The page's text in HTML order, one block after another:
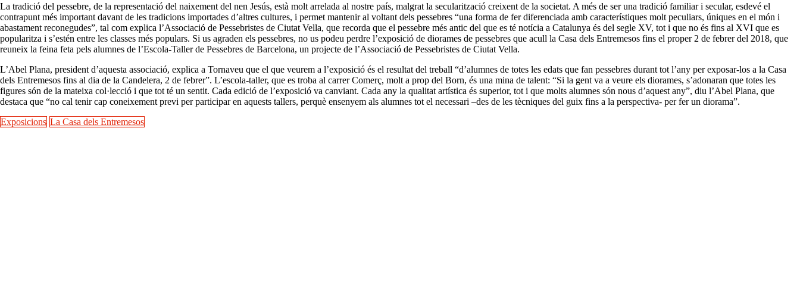
La tradició del pessebre, de la representació del naixement del nen Jesús, està molt arrelada al nostre país, malgrat la secularització creixent de la societat. A més de ser una tradició familiar i secular, esdevé el
contrapunt més important davant de les tradicions importades d’altres cultures, i permet mantenir al voltant dels pessebres “una forma de fer diferenciada amb característiques molt peculiars, úniques en el món i
abastament reconegudes”, tal com explica l’Associació de Pessebristes de Ciutat Vella, que recorda que el pessebre més antic del que es té notícia a Catalunya és del segle XV, tot i que no és fins al XVI que es
popularitza i s’estén entre les classes més populars. Si us agraden els pessebres, no us podeu perdre l’exposició de diorames de pessebres que acull la Casa dels Entremesos fins el proper 2 de febrer del 2018, que
reuneix la feina feta pels alumnes de l’Escola-Taller de Pessebres de Barcelona, un projecte de l’Associació de Pessebristes de Ciutat Vella.
L’Abel Plana, president d’aquesta associació, explica a Tornaveu que el que veurem a l’exposició és el resultat del treball “d’alumnes de totes les edats que fan pessebres durant tot l’any per exposar-los a la Casa
dels Entremesos fins al dia de la Candelera, 2 de febrer”. L’escola-taller, que es troba al carrer Comerç, molt a prop del Born, és una mina de talent: “Si la gent va a veure els diorames, s’adonaran que totes les
figures són de la mateixa col·lecció i que tot té un sentit. Cada edició de l’exposició va canviant. Cada any la qualitat artística és superior, tot i que molts alumnes són nous d’aquest any”, diu l’Abel Plana, que
destaca que “no cal tenir cap coneixement previ per participar en aquests tallers, perquè ensenyem als alumnes tot el necessari –des de les tècniques del guix fins a la perspectiva- per fer un diorama”.
Exposicions La Casa dels Entremesos